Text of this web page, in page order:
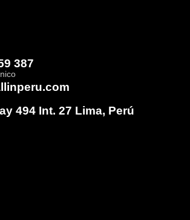
387
494 Int. 27 Lima, Perú